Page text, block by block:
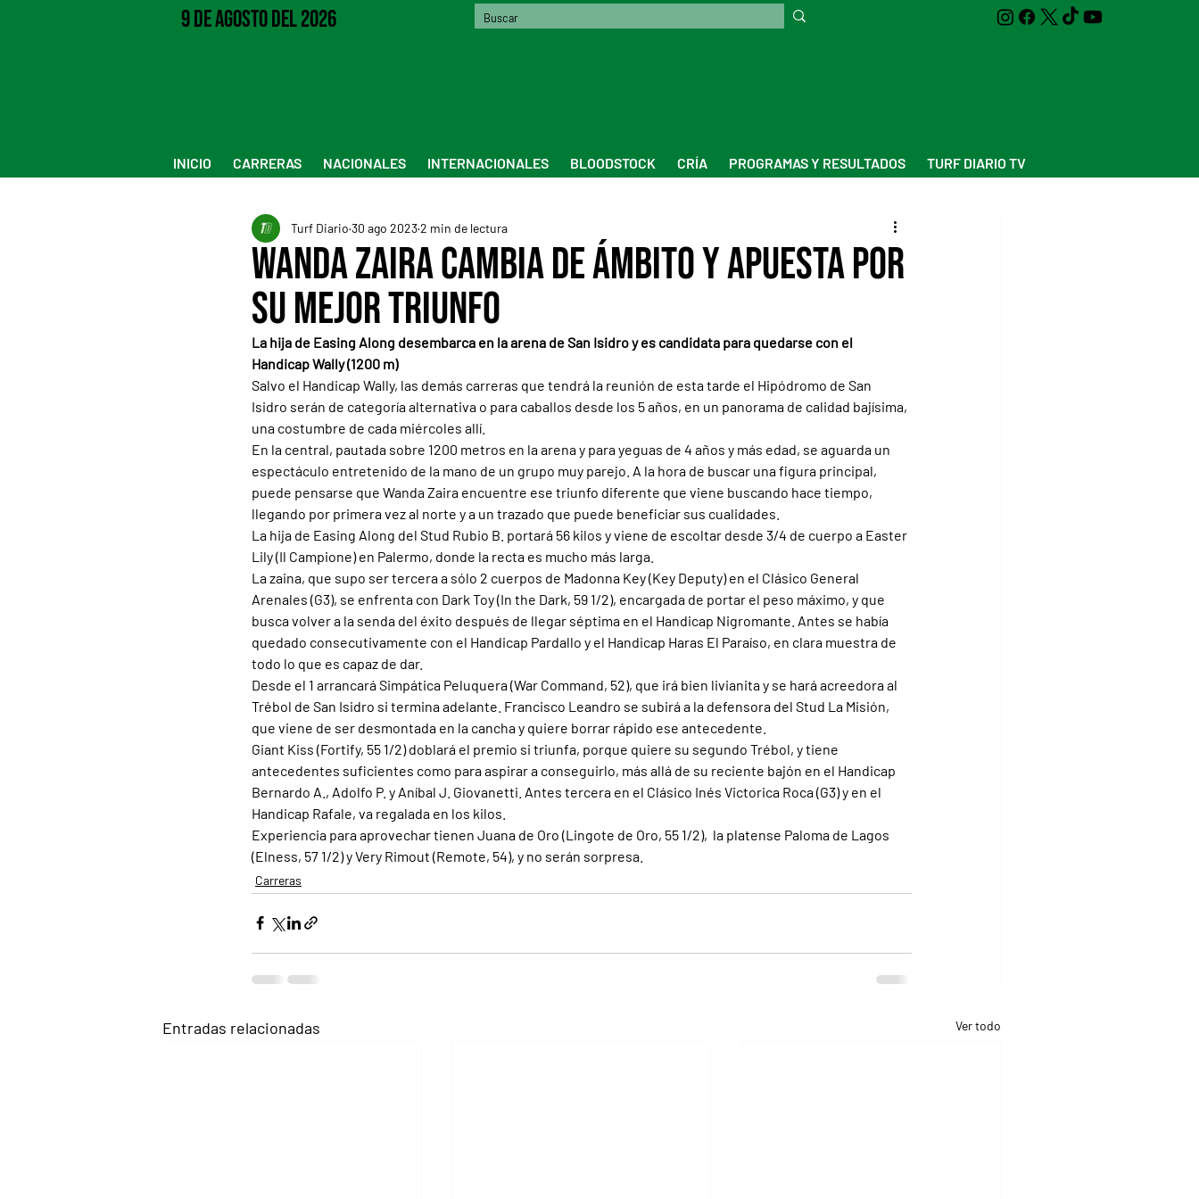
9 de Agosto del 2026
INICIO CARRERAS NACIONALES INTERNACIONALES BLOODSTOCK CRÍA PROGRAMAS Y RESULTADOS TURF DIARIO TV
Wanda Zaira cambia de ámbito y apuesta por
su mejor triunfo
Turf Diario 30 ago 20232 min de lectura
La hija de Easing Along desembarca en la arena de San Isidro y es candidata para quedarse con el
Handicap Wally (1200 m)
Salvo el Handicap Wally, las demás carreras que tendrá la reunión de esta tarde el Hipódromo de San
Isidro serán de categoría alternativa o para caballos desde los 5 años, en un panorama de calidad bajísima,
una costumbre de cada miércoles allí.
En la central, pautada sobre 1200 metros en la arena y para yeguas de 4 años y más edad, se aguarda un
espectáculo entretenido de la mano de un grupo muy parejo. A la hora de buscar una figura principal,
puede pensarse que Wanda Zaira encuentre ese triunfo diferente que viene buscando hace tiempo,
llegando por primera vez al norte y a un trazado que puede beneficiar sus cualidades.
La hija de Easing Along del Stud Rubio B. portará 56 kilos y viene de escoltar desde 3/4 de cuerpo a Easter
Lily (Il Campione) en Palermo, donde la recta es mucho más larga.
La zaina, que supo ser tercera a sólo 2 cuerpos de Madonna Key (Key Deputy) en el Clásico General
Arenales (G3), se enfrenta con Dark Toy (In the Dark, 59 1/2), encargada de portar el peso máximo, y que
busca volver a la senda del éxito después de llegar séptima en el Handicap Nigromante. Antes se había
quedado consecutivamente con el Handicap Pardallo y el Handicap Haras El Paraíso, en clara muestra de
todo lo que es capaz de dar.
Desde el 1 arrancará Simpática Peluquera (War Command, 52), que irá bien livianita y se hará acreedora al
Trébol de San Isidro si termina adelante. Francisco Leandro se subirá a la defensora del Stud La Misión,
que viene de ser desmontada en la cancha y quiere borrar rápido ese antecedente.
Giant Kiss (Fortify, 55 1/2) doblará el premio si triunfa, porque quiere su segundo Trébol, y tiene
antecedentes suficientes como para aspirar a conseguirlo, más allá de su reciente bajón en el Handicap
Bernardo A., Adolfo P. y Aníbal J. Giovanetti. Antes tercera en el Clásico Inés Victorica Roca (G3) y en el
Handicap Rafale, va regalada en los kilos.
Experiencia para aprovechar tienen Juana de Oro (Lingote de Oro, 55 1/2),  la platense Paloma de Lagos
(Elness, 57 1/2) y Very Rimout (Remote, 54), y no serán sorpresa.
Carreras
Entradas relacionadas Ver todo